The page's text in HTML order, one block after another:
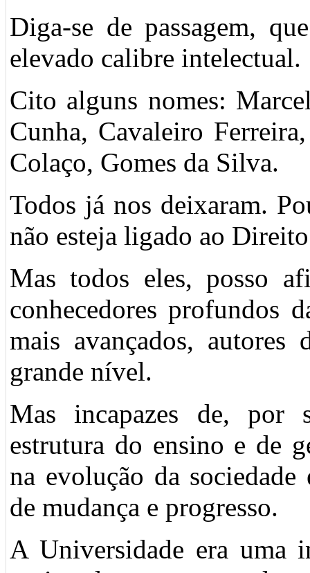
Diga-se de passagem,
elevado calibre intelectual.
Cito alguns nomes:
Cunha, Cavaleiro
Colaço, Gomes da Silva.
Todos já nos deixaram.
não esteja ligado ao
Mas todos eles, posso
conhecedores profundos
mais avançados,
grande nível.
Mas incapazes de, por
estrutura do ensino e de
na evolução da
de mudança e progresso.
A Universidade era uma